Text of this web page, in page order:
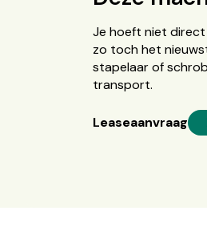
Je hoeft niet
zo toch het
stapelaar of
transport.
Leaseaanvraag